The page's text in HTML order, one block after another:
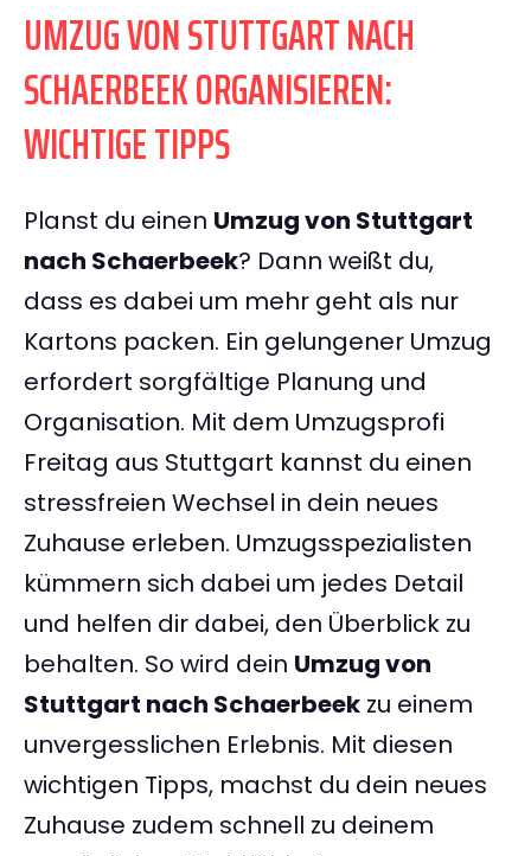
UMZUG VON STUTTGART NACH
SCHAERBEEK ORGANISIEREN:
WICHTIGE TIPPS
Planst du einen Umzug von Stuttgart
nach Schaerbeek? Dann weißt du,
dass es dabei um mehr geht als nur
Kartons packen. Ein gelungener Umzug
erfordert sorgfältige Planung und
Organisation. Mit dem Umzugsprofi
Freitag aus Stuttgart kannst du einen
stressfreien Wechsel in dein neues
Zuhause erleben. Umzugsspezialisten
kümmern sich dabei um jedes Detail
und helfen dir dabei, den Überblick zu
behalten. So wird dein Umzug von
Stuttgart nach Schaerbeek zu einem
unvergesslichen Erlebnis. Mit diesen
wichtigen Tipps, machst du dein neues
Zuhause zudem schnell zu deinem